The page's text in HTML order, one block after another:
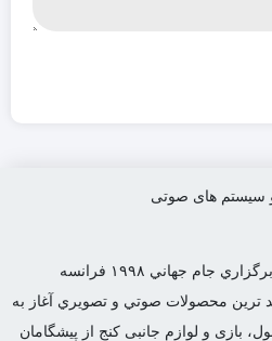
در تابستان داغ ١٣٧٧ هم زمان با برگزاري جام جهاني ١٩٩٨ فرانسه
ترين محصولات صوتي و تصويري آغاز به
بازی و لوازم جانبی کنج از پیشگامان